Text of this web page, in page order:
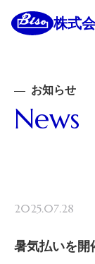
株式
お知らせ
News
2025.07.28
暑気払いを開